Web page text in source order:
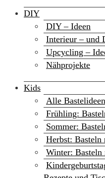
DIY
DIY – Ideen
Interieur – und
Upcycling –
Nähprojekte
Kids
Alle
Frühling:
Sommer:
Herbst:
Winter: